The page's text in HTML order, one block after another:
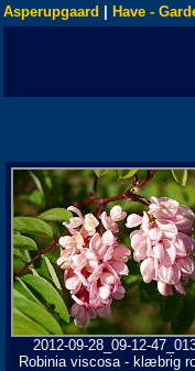
Asperupgaard Have -
2012-09-28_09-12-
Robinia viscosa - klæbrig